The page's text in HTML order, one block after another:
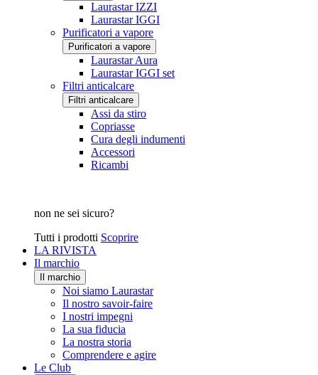
Laurastar IZZI
Laurastar IGGI
Purificatori a vapore
Purificatori a vapore
Laurastar Aura
Laurastar IGGI set
Filtri anticalcare
Filtri anticalcare
Assi da stiro
Copriasse
Cura degli indumenti
Accessori
Ricambi
non ne sei sicuro?
Tutti i prodotti Scoprire
LA RIVISTA
Il marchio
Il marchio
Noi siamo Laurastar
Il nostro savoir-faire
I nostri impegni
La sua fiducia
La nostra storia
Comprendere e agire
Le Club